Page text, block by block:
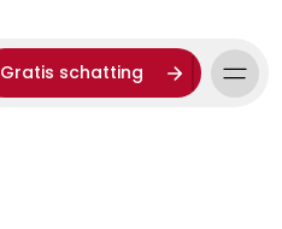
Gratis schatting